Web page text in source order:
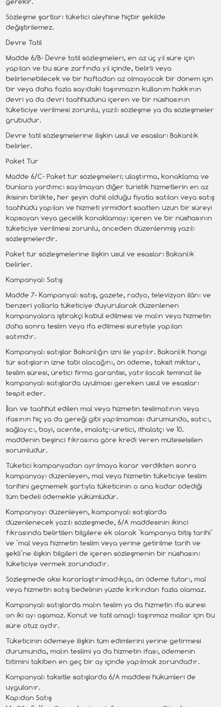
Sözleşme şartları tüketici aleyhine hiçbir şekilde
değiştirilemez.
Devre Tatil
Madde 6/B- Devre tatil sözleşmeleri, en az üç yıl süre için
yapılan ve bu süre zarfında yıl içinde, belirli veya
belirlenebilecek ve bir haftadan az olmayacak bir dönem için
bir veya daha fazla sayıdaki taşınmazın kullanım hakkının
devri ya da devri taahhüdünü içeren ve bir nüshasının
tüketiciye verilmesi zorunlu, yazılı sözleşme ya da sözleşmeler
grubudur.
Devre tatil sözleşmelerine ilişkin usul ve esasları Bakanlık
belirler.
Paket Tur
Madde 6/C- Paket tur sözleşmeleri; ulaştırma, konaklama ve
bunlara yardımcı sayılmayan diğer turistik hizmetlerin en az
ikisinin birlikte, her şeyin dahil olduğu fiyatla satılan veya satış
taahhüdü yapılan ve hizmeti yirmidört saatten uzun bir süreyi
kapsayan veya gecelik konaklamayı içeren ve bir nüshasının
tüketiciye verilmesi zorunlu, önceden düzenlenmiş yazılı
sözleşmelerdir.
Paket tur sözleşmelerine ilişkin usul ve esasları Bakanlık
belirler.
Kampanyalı Satış
Madde 7- Kampanyalı satış, gazete, radyo, televizyon ilânı ve
benzeri yollarla tüketiciye duyurularak düzenlenen
kampanyalara iştirakçi kabul edilmesi ve malın veya hizmetin
daha sonra teslim veya ifa edilmesi suretiyle yapılan
satımdır.
Kampanyalı satışlar Bakanlığın izni ile yapılır. Bakanlık hangi
tür satışların izne tabi olacağını, ön ödeme, taksit miktarı,
teslim süresi, üretici firma garantisi, yatırılacak teminat ile
kampanyalı satışlarda uyulması gereken usul ve esasları
tespit eder.
İlan ve taahhüt edilen mal veya hizmetin teslimatının veya
ifasının hiç ya da gereği gibi yapılmaması durumunda, satıcı,
sağlayıcı, bayi, acente, imalatçı-üretici, ithalatçı ve 10.
maddenin beşinci fıkrasına göre kredi veren müteselsilen
sorumludur.
Tüketici kampanyadan ayrılmaya karar verdikten sonra
kampanyayı düzenleyen, mal veya hizmetin tüketiciye teslim
tarihini geçmemek şartıyla tüketicinin o ana kadar ödediği
tüm bedeli ödemekle yükümlüdür.
Kampanyayı düzenleyen, kampanyalı satışlarda
düzenlenecek yazılı sözleşmede, 6/A maddesinin ikinci
fıkrasında belirtilen bilgilere ek olarak "kampanya bitiş tarihi"
ve "mal veya hizmetin teslim veya yerine getirilme tarih ve
şekli"ne ilişkin bilgileri de içeren sözleşmenin bir nüshasını
tüketiciye vermek zorundadır.
Sözleşmede aksi kararlaştırılmadıkça, ön ödeme tutarı, mal
veya hizmetin satış bedelinin yüzde kırkından fazla olamaz.
Kampanyalı satışlarda malın teslim ya da hizmetin ifa süresi
on iki ayı aşamaz. Konut ve tatil amaçlı taşınmaz mallar için bu
süre otuz aydır.
Tüketicinin ödemeye ilişkin tüm edimlerini yerine getirmesi
durumunda, malın teslimi ya da hizmetin ifası, ödemenin
bitimini takiben en geç bir ay içinde yapılmak zorundadır.
Kampanyalı taksitle satışlarda 6/A maddesi hükümleri de
uygulanır.
Kapıdan Satış